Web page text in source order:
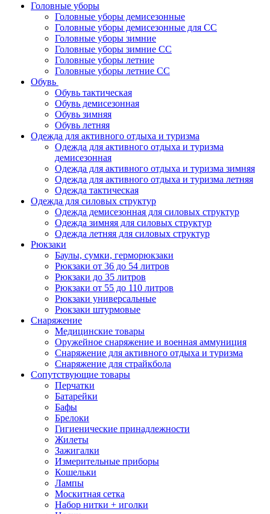
Головные уборы
Головные уборы демисезонные
Головные уборы демисезонные для СС
Головные уборы зимние
Головные уборы зимние СС
Головные уборы летние
Головные уборы летние СС
Обувь
Обувь тактическая
Обувь демисезонная
Обувь зимняя
Обувь летняя
Одежда для активного отдыха и туризма
Одежда для активного отдыха и туризма
демисезонная
Одежда для активного отдыха и туризма зимняя
Одежда для активного отдыха и туризма летняя
Одежда тактическая
Одежда для силовых структур
Одежда демисезонная для силовых структур
Одежда зимняя для силовых структур
Одежда летняя для силовых структур
Рюкзаки
Баулы, сумки, герморюкзаки
Рюкзаки от 36 до 54 литров
Рюкзаки до 35 литров
Рюкзаки от 55 до 110 литров
Рюкзаки универсальные
Рюкзаки штурмовые
Снаряжение
Медицинские товары
Оружейное снаряжение и военная аммуниция
Снаряжение для активного отдыха и туризма
Снаряжение для страйкбола
Сопутствующие товары
Перчатки
Батарейки
Бафы
Брелоки
Гигиенические принадлежности
Жилеты
Зажигалки
Измерительные приборы
Кошельки
Лампы
Москитная сетка
Набор нитки + иголки